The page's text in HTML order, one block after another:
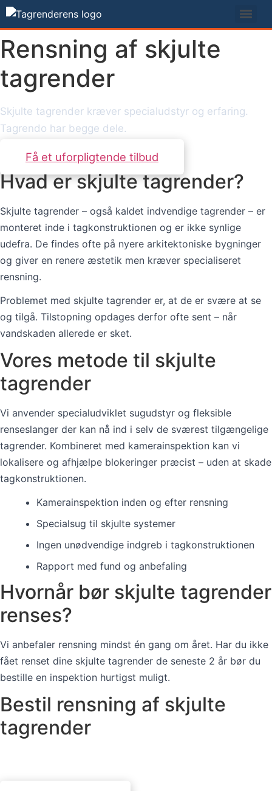
Videre
Rensning af skjulte
tagrender
Skjulte tagrender kræver specialudstyr og erfaring.
Tagrendo har begge dele.
Få et uforpligtende tilbud
Hvad er skjulte tagrender?
Skjulte tagrender – også kaldet indvendige tagrender – er
monteret inde i tagkonstruktionen og er ikke synlige
udefra. De findes ofte på nyere arkitektoniske bygninger
og giver en renere æstetik men kræver specialiseret
rensning.
Problemet med skjulte tagrender er, at de er svære at se
og tilgå. Tilstopning opdages derfor ofte sent – når
vandskaden allerede er sket.
Vores metode til skjulte
tagrender
Vi anvender specialudviklet sugudstyr og fleksible
renseslanger der kan nå ind i selv de sværest tilgængelige
tagrender. Kombineret med kamerainspektion kan vi
lokalisere og afhjælpe blokeringer præcist – uden at skade
tagkonstruktionen.
Kamerainspektion inden og efter rensning
Specialsug til skjulte systemer
Ingen unødvendige indgreb i tagkonstruktionen
Rapport med fund og anbefaling
Hvornår bør skjulte tagrender
renses?
Vi anbefaler rensning mindst én gang om året. Har du ikke
fået renset dine skjulte tagrender de seneste 2 år bør du
bestille en inspektion hurtigst muligt.
Bestil rensning af skjulte
tagrender